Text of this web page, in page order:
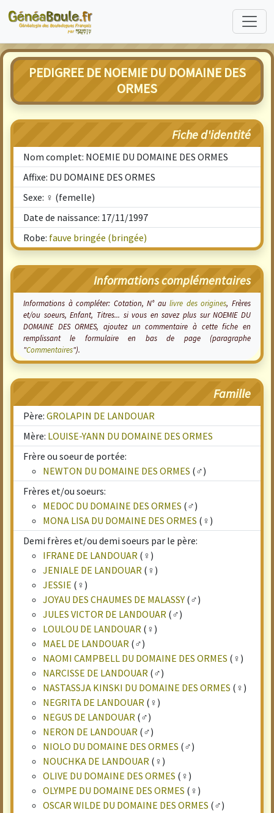
PEDIGREE DE NOEMIE DU DOMAINE DES
ORMES
Fiche d'identité
Nom complet: NOEMIE DU DOMAINE DES ORMES
Affixe: DU DOMAINE DES ORMES
Sexe: ♀ (femelle)
Date de naissance: 17/11/1997
Robe: fauve bringée (bringée)
Informations complémentaires
Informations à compléter: Cotation, N° aulivre des origines, Frères
et/ou soeurs, Enfant, Titres... si vous en savez plus sur NOEMIE DU
DOMAINE DES ORMES, ajoutez un commentaire à cette fiche en
remplissant le formulaire en bas de page (paragraphe
"Commentaires").
Famille
Père: GROLAPIN DE LANDOUAR
Mère: LOUISE-YANN DU DOMAINE DES ORMES
Frère ou soeur de portée:
NEWTON DU DOMAINE DES ORMES (♂)
Frères et/ou soeurs:
MEDOC DU DOMAINE DES ORMES (♂)
MONA LISA DU DOMAINE DES ORMES (♀)
Demi frères et/ou demi soeurs par le père:
IFRANE DE LANDOUAR (♀)
JENIALE DE LANDOUAR (♀)
JESSIE (♀)
JOYAU DES CHAUMES DE MALASSY (♂)
JULES VICTOR DE LANDOUAR (♂)
LOULOU DE LANDOUAR (♀)
MAEL DE LANDOUAR (♂)
NAOMI CAMPBELL DU DOMAINE DES ORMES (♀)
NARCISSE DE LANDOUAR (♂)
NASTASSJA KINSKI DU DOMAINE DES ORMES (♀)
NEGRITA DE LANDOUAR (♀)
NEGUS DE LANDOUAR (♂)
NERON DE LANDOUAR (♂)
NIOLO DU DOMAINE DES ORMES (♂)
NOUCHKA DE LANDOUAR (♀)
OLIVE DU DOMAINE DES ORMES (♀)
OLYMPE DU DOMAINE DES ORMES (♀)
OSCAR WILDE DU DOMAINE DES ORMES (♂)